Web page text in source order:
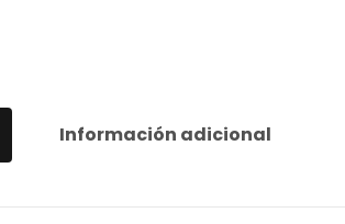
Información adicional